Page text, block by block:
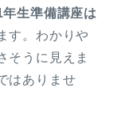
年生準備講座は
す。わかりや
そうに見えま
はありませ